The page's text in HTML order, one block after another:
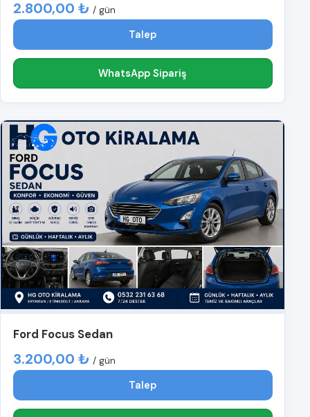
2.800,00 ₺ / gün
Talep
WhatsApp Sipariş
Ford Focus Sedan
3.200,00 ₺ / gün
Talep